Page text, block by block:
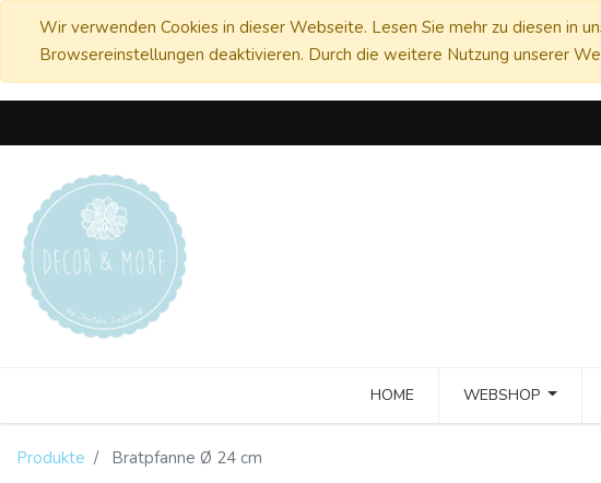
Wir verwenden Cookies in dieser Webseite. Lesen Sie mehr zu diesen in
Browsereinstellungen deaktivieren. Durch die weitere Nutzung unserer
HOME WEBSHOP
Produkte Bratpfanne Ø 24 cm